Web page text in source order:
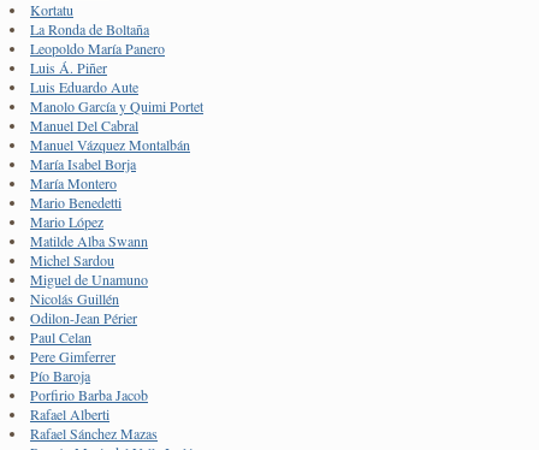
Kortatu
La Ronda de Boltaña
Leopoldo María Panero
Luis Á. Piñer
Luis Eduardo Aute
Manolo García y Quimi Portet
Manuel Del Cabral
Manuel Vázquez Montalbán
María Isabel Borja
María Montero
Mario Benedetti
Mario López
Matilde Alba Swann
Michel Sardou
Miguel de Unamuno
Nicolás Guillén
Odilon-Jean Périer
Paul Celan
Pere Gimferrer
Pío Baroja
Porfirio Barba Jacob
Rafael Alberti
Rafael Sánchez Mazas